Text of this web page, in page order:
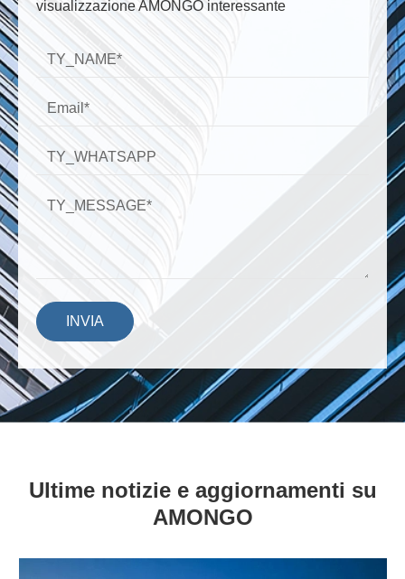
visualizzazione AMONGO interessante
INVIA
Ultime notizie e aggiornamenti su
AMONGO